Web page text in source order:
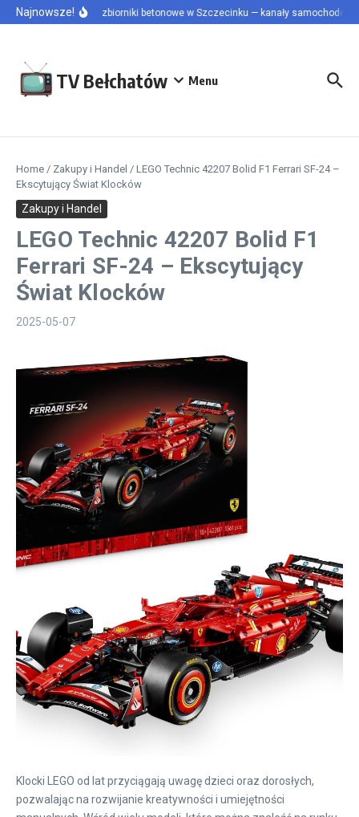
Przejdź do treści
Najnowsze!Szamba i zbiorniki betonowe w Szczecinku — kanały samochodowe i
TV Bełchatów Menu
Home / Zakupy i Handel / LEGO Technic 42207 Bolid F1 Ferrari SF-24 –
Ekscytujący Świat Klocków
Zakupy i Handel
LEGO Technic 42207 Bolid F1
Ferrari SF-24 – Ekscytujący
Świat Klocków
2025-05-07
Klocki LEGO od lat przyciągają uwagę dzieci oraz dorosłych,
pozwalając na rozwijanie kreatywności i umiejętności